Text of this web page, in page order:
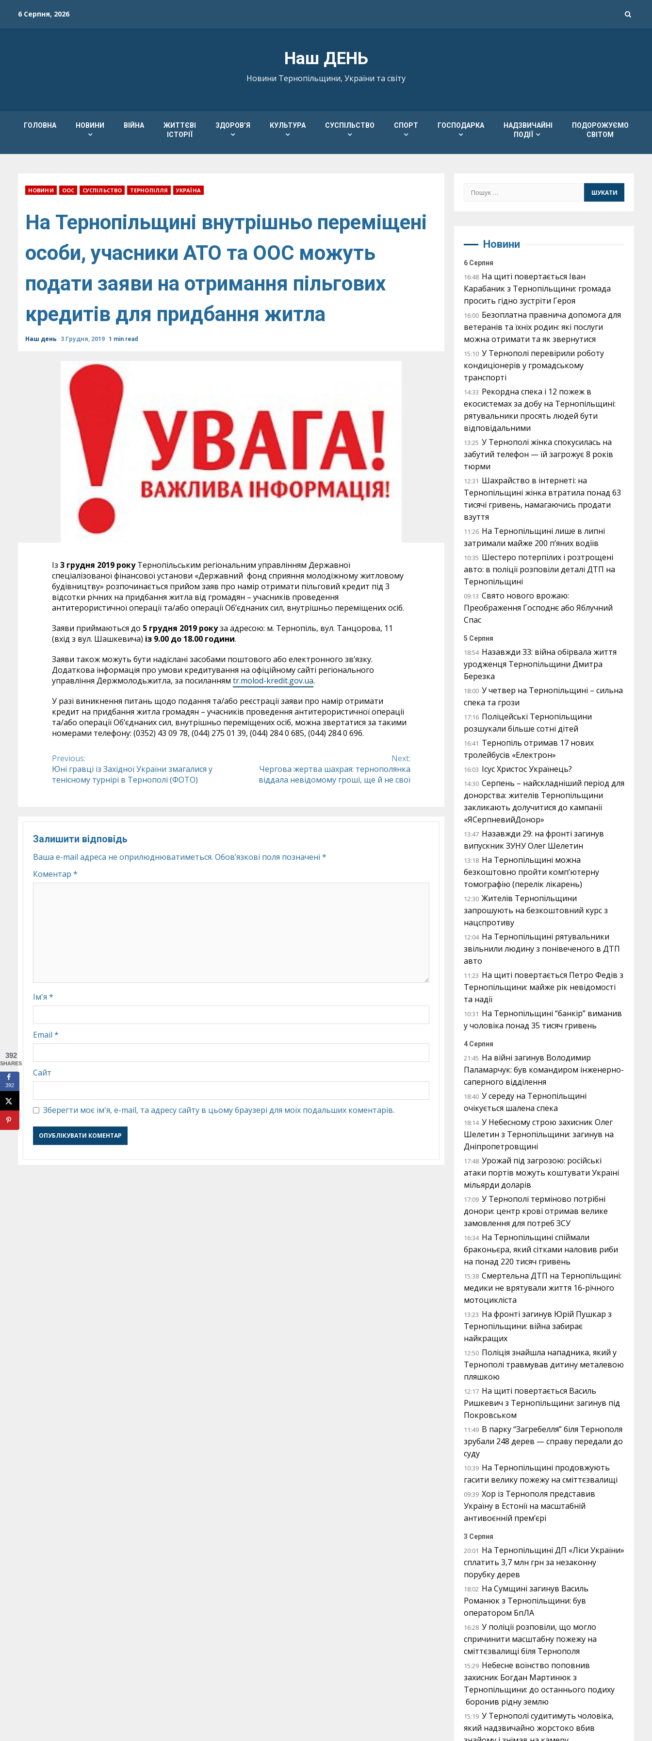
6 Серпня, 2026
Наш ДЕНЬ
Новини Тернопільщини, України та світу
ГОЛОВНА НОВИНИ ВІЙНА
ЖИТТЄВІ
ІСТОРІЇ
ЗДОРОВ’Я КУЛЬТУРА СУСПІЛЬСТВО СПОРТ ГОСПОДАРКА
НАДЗВИЧАЙНІ
ПОДІЇ
ПОДОРОЖУЄМО
СВІТОМ
НОВИНИ ООС СУСПІЛЬСТВО ТЕРНОПІЛЛЯ УКРАЇНА
На Тернопільщині внутрішньо переміщені
особи, учасники АТО та ООС можуть
подати заяви на отримання пільгових
кредитів для придбання житла
Наш день 3 Грудня, 2019 1 min read
Із 3 грудня 2019 рокуТернопільським регіональним управлінням Державної
спеціалізованої фінансової установи «Державний фонд сприяння молодіжному житловому
будівництву» розпочинається прийом заяв про намір отримати пільговий кредит під 3
відсотки річних на придбання житла від громадян – учасників проведення
антитерористичної операції та/або операції Об’єднаних сил, внутрішньо переміщених осіб.
Заяви приймаються до 5 грудня 2019 рокуза адресою: м. Тернопіль, вул. Танцорова, 11
(вхід з вул. Шашкевича) із 9.00 до 18.00 години.
Заяви також можуть бути надіслані засобами поштового або електронного зв’язку.
Додаткова інформація про умови кредитування на офіційному сайті регіонального
управління Держмолодьжитла, за посиланням tr.molod-kredit.gov.ua.
У разі виникнення питань щодо подання та/або реєстрації заяви про намір отримати
кредит на придбання житла громадян – учасників проведення антитерористичної операції
та/або операції Об’єднаних сил, внутрішньо переміщених осіб, можна звертатися за такими
номерами телефону: (0352) 43 09 78, (044) 275 01 39, (044) 284 0 685, (044) 284 0 696.
Continue
Reading
Previous:
Юні гравці із Західної України змагалися у
тенісному турнірі в Тернополі (ФОТО)
Next:
Чергова жертва шахрая: тернополянка
віддала невідомому гроші, ще й не свої
Залишити відповідь
Ваша e-mail адреса не оприлюднюватиметься. Обов’язкові поля позначені *
Коментар *
Ім'я *
Email *
Сайт
Зберегти моє ім'я, e-mail, та адресу сайту в цьому браузері для моїх подальших коментарів.
Пошук:
Новини
6 Серпня
16:48 На щиті повертається Іван
Карабаник з Тернопільщини: громада
просить гідно зустріти Героя
16:00 Безоплатна правнича допомога для
ветеранів та їхніх родин: які послуги
можна отримати та як звернутися
15:10 У Тернополі перевірили роботу
кондиціонерів у громадському
транспорті
14:33 Рекордна спека і 12 пожеж в
екосистемах за добу на Тернопільщині:
рятувальники просять людей бути
відповідальними
13:25 У Тернополі жінка спокусилась на
забутий телефон — їй загрожує 8 років
тюрми
12:31 Шахрайство в інтернеті: на
Тернопільщині жінка втратила понад 63
тисячі гривень, намагаючись продати
взуття
11:26 На Тернопільщині лише в липні
затримали майже 200 п’яних водіїв
10:35 Шестеро потерпілих і розтрощені
авто: в поліції розповіли деталі ДТП на
Тернопільщині
09:13 Свято нового врожаю:
Преображення Господнє або Яблучний
Спас
5 Серпня
18:54 Назавжди 33: війна обірвала життя
уродженця Тернопільщини Дмитра
Березка
18:00 У четвер на Тернопільщині – сильна
спека та грози
17:16 Поліцейські Тернопільщини
розшукали більше сотні дітей
16:41 Тернопіль отримав 17 нових
тролейбусів «Електрон»
16:03 Ісус Христос Українець?
14:30 Серпень – найскладніший період для
донорства: жителів Тернопільщини
закликають долучитися до кампанії
«ЯСерпневийДонор»
13:47 Назавжди 29: на фронті загинув
випускник ЗУНУ Олег Шелетин
13:18 На Тернопільщині можна
безкоштовно пройти комп’ютерну
томографію (перелік лікарень)
12:30 Жителів Тернопільщини
запрошують на безкоштовний курс з
нацспротиву
12:04 На Тернопільщині рятувальники
звільнили людину з понівеченого в ДТП
авто
11:23 На щиті повертається Петро Федів з
Тернопільщини: майже рік невідомості
та надії
10:31 На Тернопільщині “банкір” виманив
у чоловіка понад 35 тисяч гривень
4 Серпня
21:45 На війні загинув Володимир
Паламарчук: був командиром інженерно-
саперного відділення
18:40 У середу на Тернопільщині
очікується шалена спека
18:14 У Небесному строю захисник Олег
Шелетин з Тернопільщини: загинув на
Дніпропетровщині
17:48 Урожай під загрозою: російські
атаки портів можуть коштувати Україні
мільярди доларів
17:09 У Тернополі терміново потрібні
донори: центр крові отримав велике
замовлення для потреб ЗСУ
16:34 На Тернопільщині спіймали
браконьєра, який сітками наловив риби
на понад 220 тисяч гривень
15:38 Смертельна ДТП на Тернопільщині:
медики не врятували життя 16-річного
мотоцикліста
13:23 На фронті загинув Юрій Пушкар з
Тернопільщини: війна забирає
найкращих
12:50 Поліція знайшла нападника, який у
Тернополі травмував дитину металевою
пляшкою
12:17 На щиті повертається Василь
Ришкевич з Тернопільщини: загинув під
Покровськом
11:49 В парку “Загребелля” біля Тернополя
зрубали 248 дерев — справу передали до
суду
10:39 На Тернопільщині продовжують
гасити велику пожежу на сміттєзвалищі
09:39 Хор із Тернополя представив
Україну в Естонії на масштабній
антивоєнній прем’єрі
3 Серпня
20:01 На Тернопільщині ДП «Ліси України»
сплатить 3,7 млн грн за незаконну
порубку дерев
18:02 На Сумщині загинув Василь
Романюк з Тернопільщини: був
оператором БпЛА
16:28 У поліції розповіли, що могло
спричинити масштабну пожежу на
сміттєзвалищі біля Тернополя
15:29 Небесне воїнство поповнив
захисник Богдан Мартинюк з
Тернопільщини: до останнього подиху
боронив рідну землю
15:19 У Тернополі судитимуть чоловіка,
який надзвичайно жорстоко вбив
392
SHARES
392